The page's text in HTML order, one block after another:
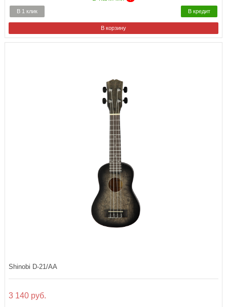
В 1 клик В кредит
Shinobi D-21/AA
3 140 руб.